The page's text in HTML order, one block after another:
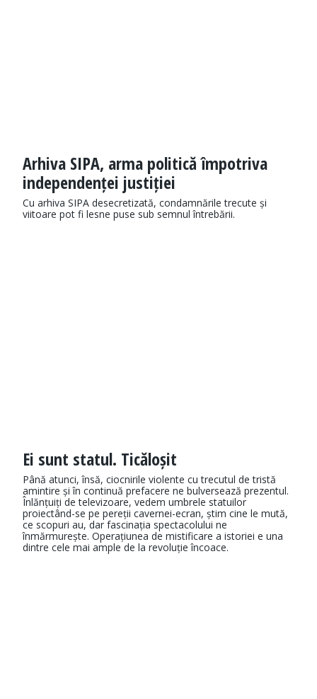
Arhiva SIPA, arma politică împotriva
independenței justiției
Cu arhiva SIPA desecretizată, condamnările trecute și
viitoare pot fi lesne puse sub semnul întrebării.
Ei sunt statul. Ticăloșit
Până atunci, însă, ciocnirile violente cu trecutul de tristă
amintire și în continuă prefacere ne bulversează prezentul.
Înlănțuiți de televizoare, vedem umbrele statuilor
proiectând-se pe pereții cavernei-ecran, știm cine le mută,
ce scopuri au, dar fascinația spectacolului ne
înmărmurește. Operațiunea de mistificare a istoriei e una
dintre cele mai ample de la revoluție încoace.